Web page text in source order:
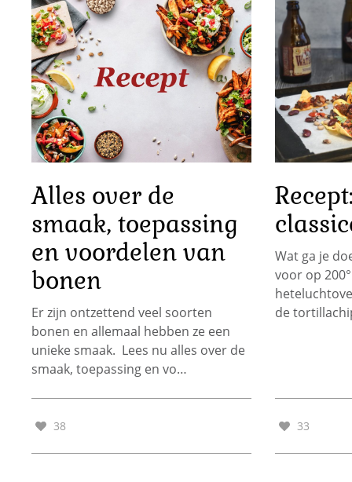
Alles over de
smaak, toepassing
en voordelen van
bonen
Er zijn ontzettend veel soorten
bonen en allemaal hebben ze een
unieke smaak. Lees nu alles over de
smaak, toepassing en vo…
38
Wat ga je
voor op
de
33